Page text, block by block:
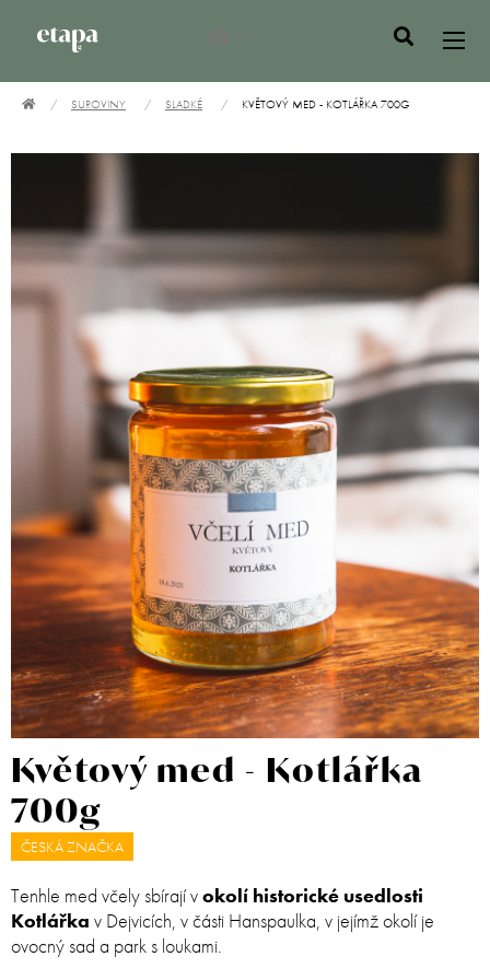
SUROVINY SLADKÉ KVĚTOVÝ MED - KOTLÁŘKA 700G
Květový med - Kotlářka
700g
ČESKÁ ZNAČKA
Tenhle med včely sbírají vokolí historické usedlosti
Kotlářka v Dejvicích, v části Hanspaulka, v jejímž okolí je
ovocný sad a park s loukami.